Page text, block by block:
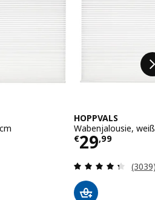
aus 5 sterne. Bewertungen
HOPPVALS
Wabenjalousie,
€29,99
Preis €